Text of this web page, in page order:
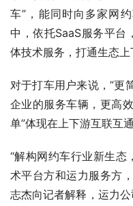
车”，能同时向多家网
中，依托SaaS服务平台
体技术服务，打通生态上
对于打车用户来说，”更
企业的服务车辆，更高
单”体现在上下游互联互
“解构网约车行业新生态
术平台方和运力服务方
志杰向记者解释，运力